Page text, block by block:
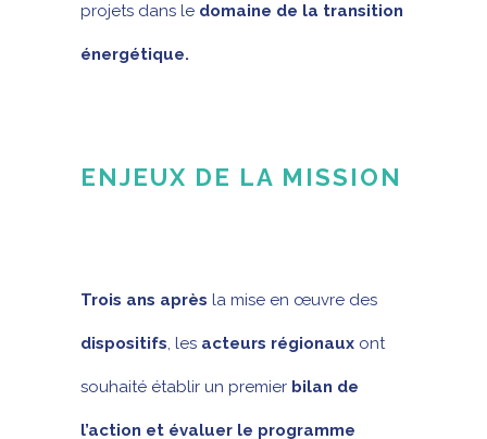
projets dans le domaine de la transition
énergétique.
ENJEUX DE LA MISSION
Trois ans après la mise en œuvre des
dispositifs, les acteurs régionaux ont
souhaité établir un premier bilan de
l’action et évaluer le programme